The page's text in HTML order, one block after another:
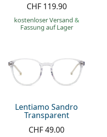
CHF 119.90
kostenloser Versand &
Fassung auf Lager
Lentiamo Sandro
Transparent
CHF 49.00